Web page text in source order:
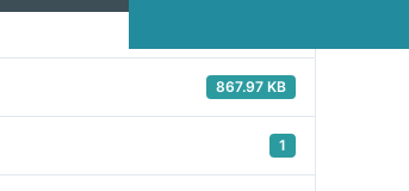
867.97 KB
1